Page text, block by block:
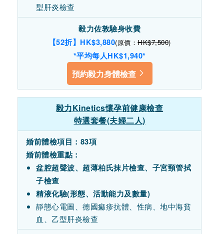
型肝炎檢查
毅力佐敦驗身收費
【52折】HK$3,880(原價： HK$7,500)
*平均每人HK$1,940*
預約毅力身體檢查
毅力Kinetics懷孕前健康檢查
特選套餐(夫婦二人)
婚前體檢項目：83項
婚前體檢重點：
盆腔超聲波、 超薄柏氏抹片檢查、 子宮頸管拭
子檢查
精液化驗(形態、活動能力及數量)
靜態心電圖、德國痲疹抗體、性病、地中海貧
血、乙型肝炎檢查